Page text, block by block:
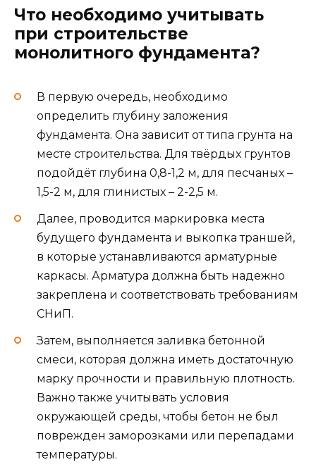
Что необходимо учитывать
при строительстве
монолитного фундамента?
В первую очередь, необходимо
определить глубину заложения
фундамента. Она зависит от типа грунта на
месте строительства. Для твёрдых грунтов
подойдёт глубина 0,8-1,2 м, для песчаных –
1,5-2 м, для глинистых – 2-2,5 м.
Далее, проводится маркировка места
будущего фундамента и выкопка траншей,
в которые устанавливаются арматурные
каркасы. Арматура должна быть надежно
закреплена и соответствовать требованиям
СНиП.
Затем, выполняется заливка бетонной
смеси, которая должна иметь достаточную
марку прочности и правильную плотность.
Важно также учитывать условия
окружающей среды, чтобы бетон не был
поврежден заморозками или перепадами
температуры.